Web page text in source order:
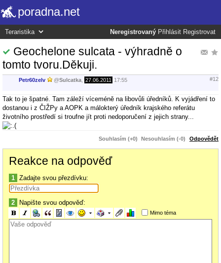
poradna.net
Neregistrovaný Přihlásit Registrovat
Geochelone sulcata - výhradně o
tomto tvoru.Děkuji.
Petr60zelv @Sulcatka 27.06.2011 17:55 #12
Tak to je špatné. Tam záleží víceméně na libovůli úředníků. K vyjádření to
dostanou i z ČIŽPy a AOPK a málokterý úředník krajského referátu
životního prostředí si troufne jít proti nedoporučení z jejich strany...
Souhlasím (+0) Nesouhlasím (-0) Odpovědět
Reakce na odpověď
1 Zadajte svou přezdívku:
2 Napište svou odpověď:
Mimo téma